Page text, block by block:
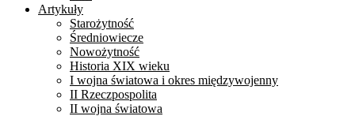
Artykuły
Starożytność
Średniowiecze
Nowożytność
Historia XIX wieku
I wojna światowa i okres międzywojenny
II Rzeczpospolita
II wojna światowa